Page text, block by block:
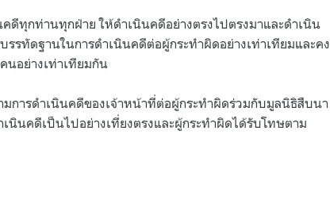
คดีทุกท่านทุกฝ่าย ให้ดำเนินคดีอย่างตรงไปตรงมาและดำเนิน
รทัดฐานในการดำเนินคดีต่อผู้กระทำผิดอย่างเท่าเทียมและคง
อย่างเท่าเทียมกัน
การดำเนินคดีของเจ้าหน้าที่ต่อผู้กระทำผิดร่วมกับมูลนิธิสืบนา
นินคดีเป็นไปอย่างเที่ยงตรงและผู้กระทำผิดได้รับโทษตาม